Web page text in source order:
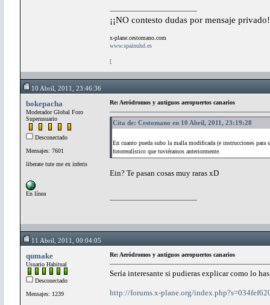
¡¡NO contesto dudas por mensaje
x-plane.cestomano.com
www.spainuhd.es
[
10 Abril, 2011, 23:46:36
bokepacha
Moderador Global Foro
Superusuario
Desconectado
Mensajes: 7601
liberate tute me ex inferis
En línea
Re: Aeródromos y antiguos aeropuertos canarios
Cita de: Cestomano en 10 Abril, 2011, 23:19:28
En cuanto pueda subo la malla modificada (e instrucciones para
fotorrealístico que tuviéramos anteriormente.
Ein? Te pasan cosas muy raras xD
11 Abril, 2011, 00:04:05
qumake
Usuario Habitual
Desconectado
Mensajes: 1239
Re: Aeródromos y antiguos aeropuertos canarios
Sería interesante si pudieras explicar como lo
http://forums.x-plane.org/